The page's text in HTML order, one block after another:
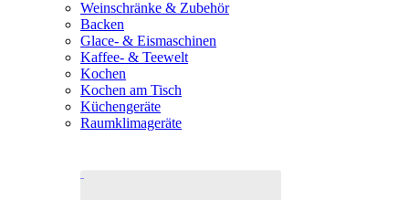
Weinschränke & Zubehör
Backen
Glace- & Eismaschinen
Kaffee- & Teewelt
Kochen
Kochen am Tisch
Küchengeräte
Raumklimageräte